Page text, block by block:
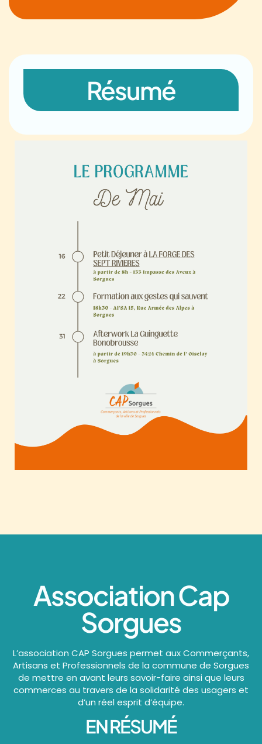
Résumé
Association Cap
Sorgues
L’association CAP Sorgues permet aux Commerçants,
Artisans et Professionnels de la commune de Sorgues
de mettre en avant leurs savoir-faire ainsi que leurs
commerces au travers de la solidarité des usagers et
d’un réel esprit d’équipe.
EN RÉSUMÉ